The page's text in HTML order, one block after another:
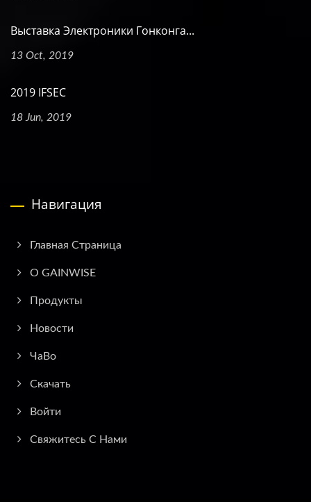
Выставка Электроники Гонконга...
13 Oct, 2019
2019 IFSEC
18 Jun, 2019
Навигация
Главная Страница
О GAINWISE
Продукты
Новости
ЧаВо
Скачать
Войти
Свяжитесь С Нами